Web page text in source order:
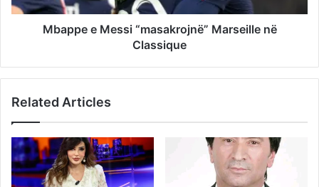
Mbappe e Messi “masakrojnë” Marseille në
Classique
Related Articles